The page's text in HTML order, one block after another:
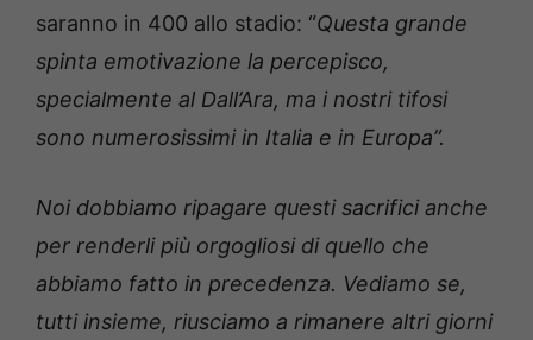
saranno in 400 allo stadio: “Questa grande
spinta emotivazione la percepisco,
specialmente al Dall’Ara, ma i nostri tifosi
sono numerosissimi in Italia e in Europa”.
Noi dobbiamo ripagare questi sacrifici anche
per renderli più orgogliosi di quello che
abbiamo fatto in precedenza. Vediamo se,
tutti insieme, riusciamo a rimanere altri giorni